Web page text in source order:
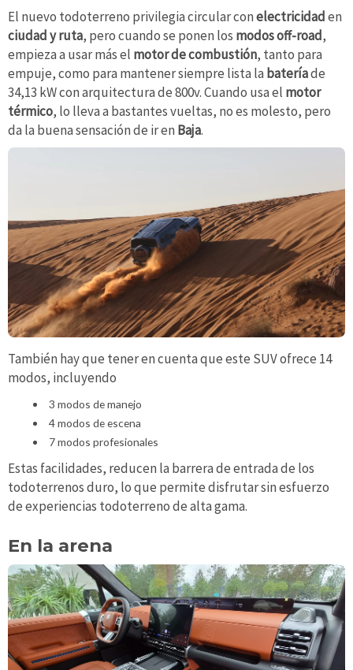
El nuevo todoterreno privilegia circular conelectricidaden
ciudad y ruta, pero cuando se ponen los modos off-road,
empieza a usar más el motor de combustión, tanto para
empuje, como para mantener siempre lista la bateríade
34,13 kW con arquitectura de 800v. Cuando usa el motor
térmico, lo lleva a bastantes vueltas, no es molesto, pero
da la buena sensación de ir en Baja.
También hay que tener en cuenta que este SUV ofrece 14
modos, incluyendo
3 modos de manejo
4 modos de escena
7 modos profesionales
Estas facilidades, reducen la barrera de entrada de los
todoterrenos duro, lo que permite disfrutar sin esfuerzo
de experiencias todoterreno de alta gama.
En la arena